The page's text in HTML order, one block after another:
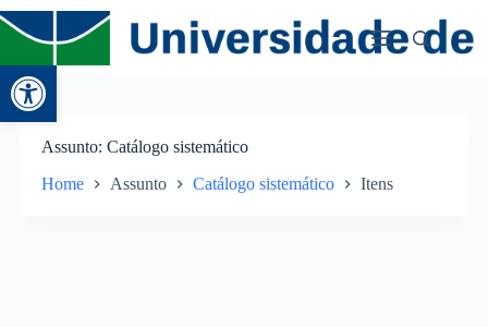
Abrir a barra de ferramentas
Assunto Catálogo sistemático
Home Assunto Catálogo sistemático Itens